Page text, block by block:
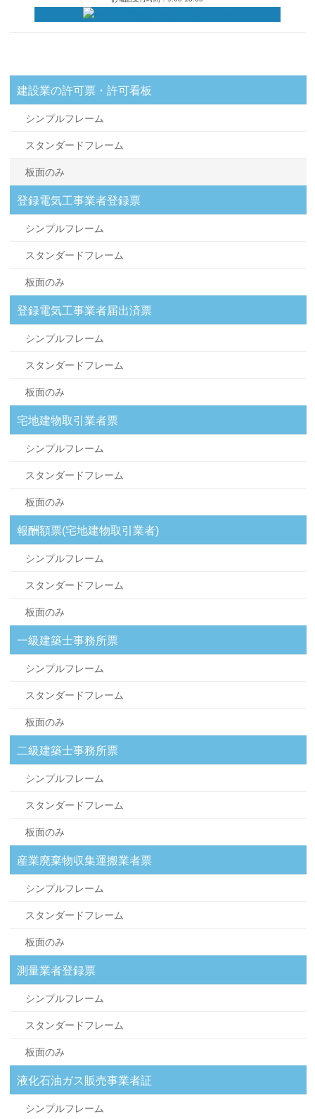
建設業の許可票・許可看板
シンプルフレーム
スタンダードフレーム
板面のみ
登録電気工事業者登録票
シンプルフレーム
スタンダードフレーム
板面のみ
登録電気工事業者届出済票
シンプルフレーム
スタンダードフレーム
板面のみ
宅地建物取引業者票
シンプルフレーム
スタンダードフレーム
板面のみ
報酬額票(宅地建物取引業者)
シンプルフレーム
スタンダードフレーム
板面のみ
一級建築士事務所票
シンプルフレーム
スタンダードフレーム
板面のみ
二級建築士事務所票
シンプルフレーム
スタンダードフレーム
板面のみ
産業廃棄物収集運搬業者票
シンプルフレーム
スタンダードフレーム
板面のみ
測量業者登録票
シンプルフレーム
スタンダードフレーム
板面のみ
液化石油ガス販売事業者証
シンプルフレーム